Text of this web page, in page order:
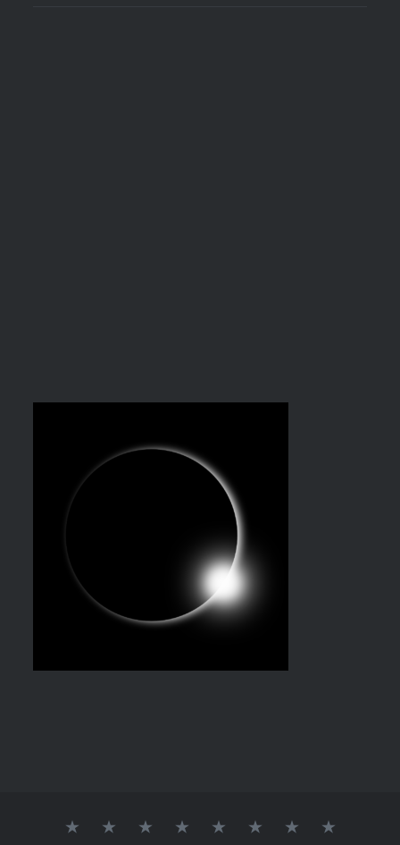
AGENCE
QUI
NOS
NOS
NOS
CONTACT
PARMI